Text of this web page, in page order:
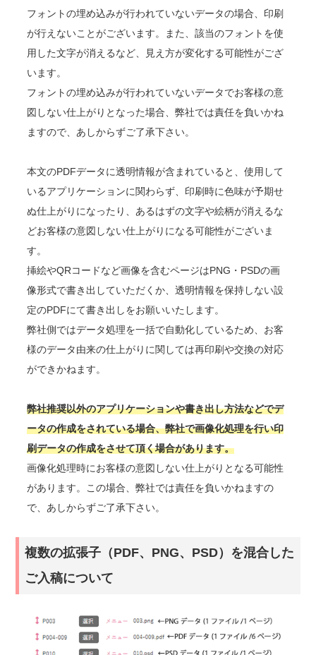
フォントの埋め込みが行われていないデータの場合、印刷
が行えないことがございます。また、該当のフォントを使
用した文字が消えるなど、見え方が変化する可能性がござ
います。
フォントの埋め込みが行われていないデータでお客様の意
図しない仕上がりとなった場合、弊社では責任を負いかね
ますので、あしからずご了承下さい。
本文のPDFデータに透明情報が含まれていると、使用して
いるアプリケーションに関わらず、印刷時に色味が予期せ
ぬ仕上がりになったり、あるはずの文字や絵柄が消えるな
どお客様の意図しない仕上がりになる可能性がございま
す。
挿絵やQRコードなど画像を含むページはPNG・PSDの画
像形式で書き出していただくか、透明情報を保持しない設
定のPDFにて書き出しをお願いいたします。
弊社側ではデータ処理を一括で自動化しているため、お客
様のデータ由来の仕上がりに関しては再印刷や交換の対応
ができかねます。
弊社推奨以外のアプリケーションや書き出し方法などでデ
ータの作成をされている場合、弊社で画像化処理を行い印
刷データの作成をさせて頂く場合があります。
画像化処理時にお客様の意図しない仕上がりとなる可能性
があります。この場合、弊社では責任を負いかねますの
で、あしからずご了承下さい。
複数の拡張子（PDF、PNG、PSD）を混合した
ご入稿について